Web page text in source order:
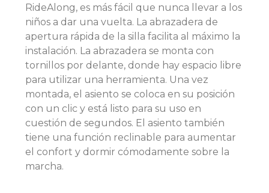
RideAlong, es más fácil que nunca llevar a los
niños a dar una vuelta. La abrazadera de
apertura rápida de la silla facilita al máximo la
instalación. La abrazadera se monta con
tornillos por delante, donde hay espacio libre
para utilizar una herramienta. Una vez
montada, el asiento se coloca en su posición
con un clic y está listo para su uso en
cuestión de segundos. El asiento también
tiene una función reclinable para aumentar
el confort y dormir cómodamente sobre la
marcha.